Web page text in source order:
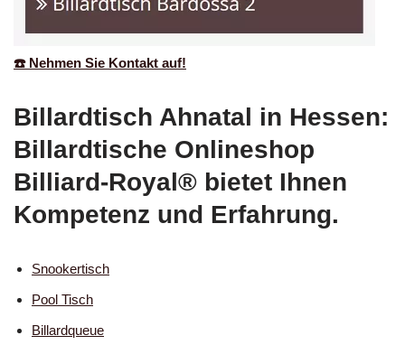
☎️ Nehmen Sie Kontakt auf!
Billardtisch Ahnatal in Hessen:
Billardtische Onlineshop
Billiard-Royal® bietet Ihnen
Kompetenz und Erfahrung.
Snookertisch
Pool Tisch
Billardqueue